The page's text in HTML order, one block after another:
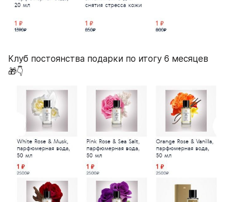
Клуб постоянства подарки по итогу 6 месяцев
🎁👇